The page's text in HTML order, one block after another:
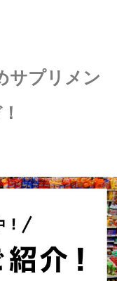
サプリメン